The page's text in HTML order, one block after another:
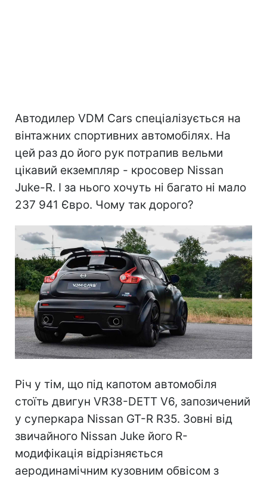
Автодилер VDM Cars спеціалізується на
вінтажних спортивних автомобілях. На
цей раз до його рук потрапив вельми
цікавий екземпляр - кросовер Nissan
Juke-R. І за нього хочуть ні багато ні мало
237 941 Євро. Чому так дорого?
Річ у тім, що під капотом автомобіля
стоїть двигун VR38-DETT V6, запозичений
у суперкара Nissan GT-R R35. Зовні від
звичайного Nissan Juke його R-
модифікація відрізняється
аеродинамічним кузовним обвісом з